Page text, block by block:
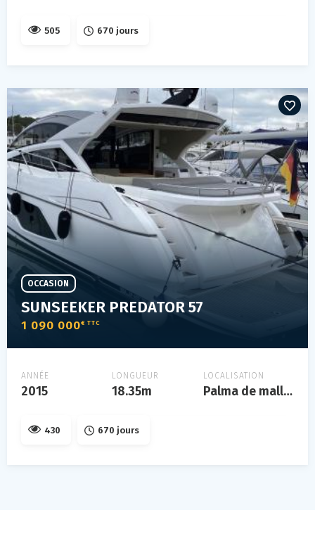
505 670 jours
SUNSEEKER PREDATOR 57
1 090 000€ TTC
OCCASION
ANNÉE
2015
LONGUEUR
18.35m
LOCALISATION
Palma de mallorca
430 670 jours